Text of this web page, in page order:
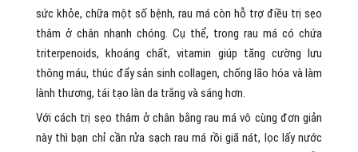
sức khỏe, chữa một số bệnh, rau má còn hỗ trợ điều trị sẹo
thâm ở chân nhanh chóng. Cụ thể, trong rau má có chứa
triterpenoids, khoáng chất, vitamin giúp tăng cường lưu
thông máu, thúc đẩy sản sinh collagen, chống lão hóa và làm
lành thương, tái tạo làn da trắng và sáng hơn.
Với cách trị sẹo thâm ở chân bằng rau má vô cùng đơn giản
này thì bạn chỉ cần rửa sạch rau má rồi giã nát, lọc lấy nước